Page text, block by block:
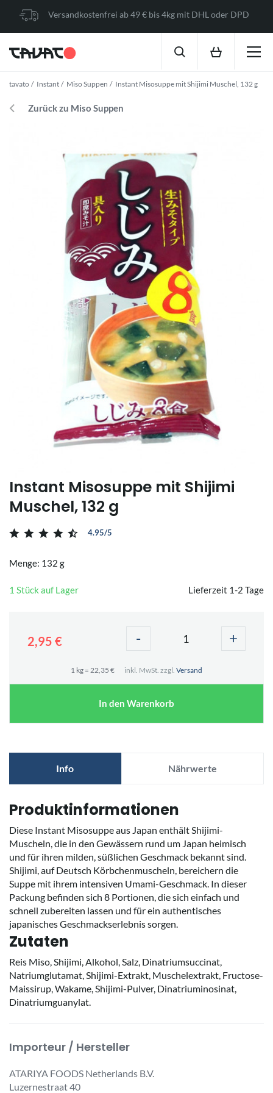
Versandkostenfrei ab 49 € bis 4kg mit DHL oder DPD
tavato Instant Miso Suppen Instant Misosuppe mit Shijimi Muschel, 132 g
Zurück zu Miso Suppen
Instant Misosuppe mit Shijimi
Muschel, 132 g
4.95/5
Menge: 132 g
1 Stück auf Lager Lieferzeit 1-2 Tage
2,95 € - +
1 kg = 22,35 € inkl. MwSt. zzgl. Versand
In den Warenkorb
Info Nährwerte
Produktinformationen
Diese Instant Misosuppe aus Japan enthält Shijimi-
Muscheln, die in den Gewässern rund um Japan heimisch
und für ihren milden, süßlichen Geschmack bekannt sind.
Shijimi, auf Deutsch Körbchenmuscheln, bereichern die
Suppe mit ihrem intensiven Umami-Geschmack. In dieser
Packung befinden sich 8 Portionen, die sich einfach und
schnell zubereiten lassen und für ein authentisches
japanisches Geschmackserlebnis sorgen.
Zutaten
Reis Miso, Shijimi, Alkohol, Salz, Dinatriumsuccinat,
Natriumglutamat, Shijimi-Extrakt, Muschelextrakt, Fructose-
Maissirup, Wakame, Shijimi-Pulver, Dinatriuminosinat,
Dinatriumguanylat.
Importeur / Hersteller
ATARIYA FOODS Netherlands B.V.
Luzernestraat 40